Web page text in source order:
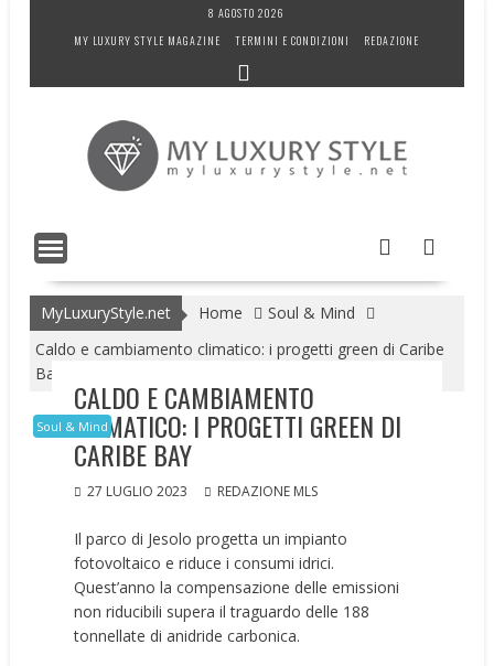
8 AGOSTO 2026
MY LUXURY STYLE MAGAZINE
TERMINI E CONDIZIONI REDAZIONE
MyLuxuryStyle.net Home
Soul & Mind
Caldo e cambiamento climatico: i progetti green di Caribe
Bay
Soul & Mind
CALDO E CAMBIAMENTO
CLIMATICO: I PROGETTI GREEN DI
CARIBE BAY
27 LUGLIO 2023 REDAZIONE MLS
Il parco di Jesolo progetta un impianto
fotovoltaico e riduce i consumi idrici.
Quest’anno la compensazione delle emissioni
non riducibili supera il traguardo delle 188
tonnellate di anidride carbonica.